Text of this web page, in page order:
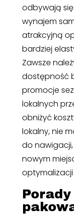
odbywają
wynajem
atrakcyjną
bardziej
Zawsze
dostępność
promocje
lokalnych
obniżyć
lokalny, nie
do
nowym